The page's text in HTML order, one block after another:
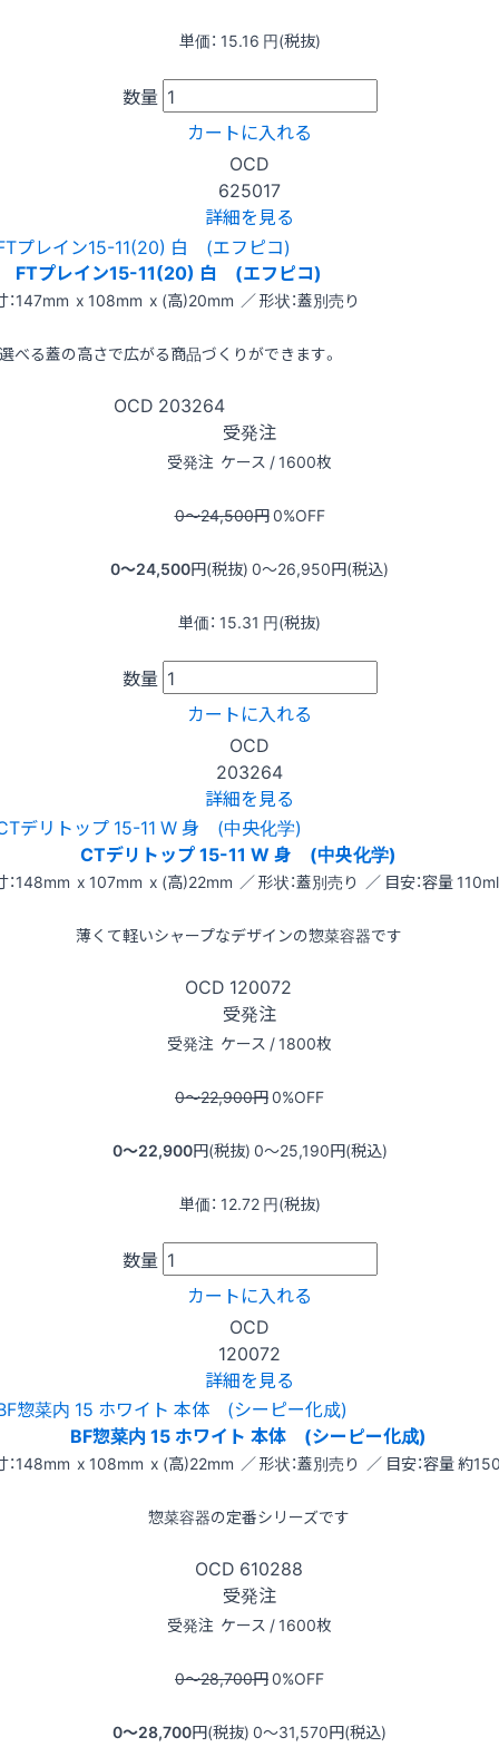
単価： 15.16 円(税抜)
数量
カートに入れる
OCD
625017
詳細を見る
FTプレイン15-11(20) 白 (エフピコ)
：147mm x 108mm x (高)20mm ／ 形状：蓋別売り
選べる蓋の高さで広がる商品づくりができます。
OCD 203264
受発注
受発注 ケース / 1600枚
0〜24,500円0%OFF
0〜24,500円(税抜) 0〜26,950円(税込)
単価： 15.31 円(税抜)
数量
カートに入れる
OCD
203264
詳細を見る
CTデリトップ 15-11 W 身 (中央化学)
：148mm x 107mm x (高)22mm ／ 形状：蓋別売り ／ 目安：容量 110ml
薄くて軽いシャープなデザインの惣菜容器です
OCD 120072
受発注
受発注 ケース / 1800枚
0〜22,900円0%OFF
0〜22,900円(税抜) 0〜25,190円(税込)
単価： 12.72 円(税抜)
数量
カートに入れる
OCD
120072
詳細を見る
BF惣菜内 15 ホワイト 本体 (シーピー化成)
：148mm x 108mm x (高)22mm ／ 形状：蓋別売り ／ 目安：容量 約
惣菜容器の定番シリーズです
OCD 610288
受発注
受発注 ケース / 1600枚
0〜28,700円0%OFF
0〜28,700円(税抜) 0〜31,570円(税込)